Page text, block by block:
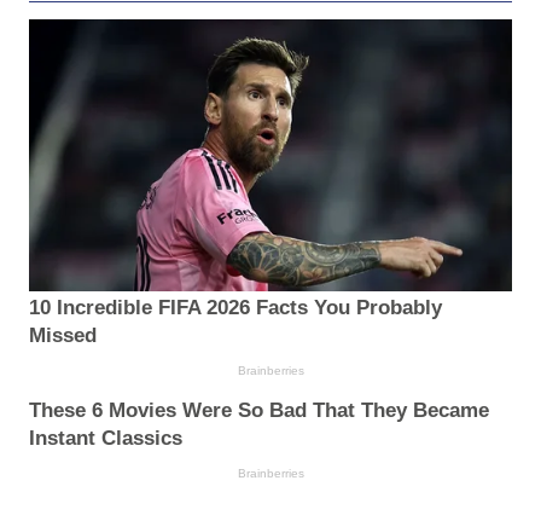
10 Incredible FIFA 2026 Facts You Probably
Missed
Brainberries
These 6 Movies Were So Bad That They Became
Instant Classics
Brainberries